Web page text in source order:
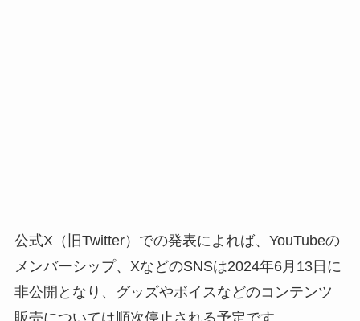
公式X（旧Twitter）での発表によれば、YouTubeの
メンバーシップ、XなどのSNSは2024年6月13日に
非公開となり、グッズやボイスなどのコンテンツ